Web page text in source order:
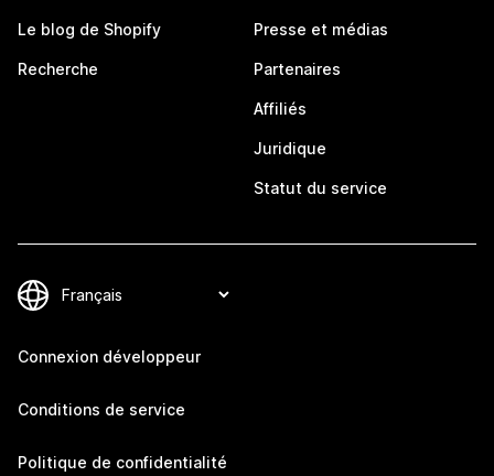
Le blog de Shopify
Recherche
Presse et médias
Partenaires
Affiliés
Juridique
Statut du service
Connexion développeur
Conditions de service
Politique de confidentialité